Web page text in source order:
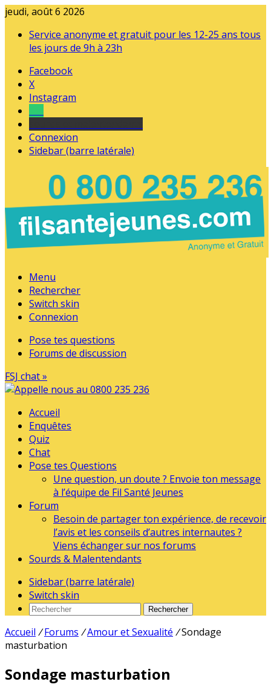
jeudi, août 6 2026
Service anonyme et gratuit pour les 12-25 ans tous
les jours de 9h à 23h
Facebook
X
Instagram
Connexion
Sidebar (barre latérale)
Menu
Rechercher
Switch skin
Connexion
Pose tes questions
Forums de discussion
FSJ chat »
Accueil
Enquêtes
Quiz
Chat
Pose tes Questions
Une question, un doute ? Envoie ton message
à l’équipe de Fil Santé Jeunes
Forum
Besoin de partager ton expérience, de recevoir
l’avis et les conseils d’autres internautes ?
Viens échanger sur nos forums
Sourds & Malentendants
Sidebar (barre latérale)
Switch skin
Rechercher
Accueil / Forums /Amour et Sexualité /Sondage
masturbation
Sondage masturbation